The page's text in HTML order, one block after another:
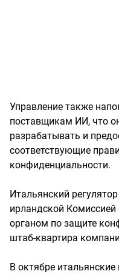
Управление также
поставщикам ИИ, что
разрабатывать и
соответствующие
конфиденциальности.
Итальянский
ирландской
органом по защите
штаб-квартира
В октябре